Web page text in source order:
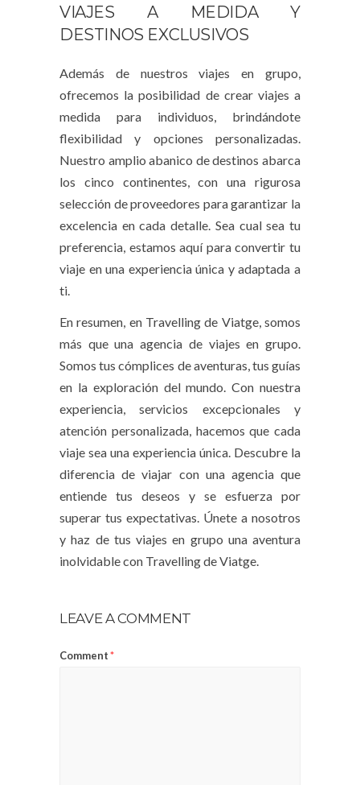
VIAJES A MEDIDA Y
DESTINOS EXCLUSIVOS
Además de nuestros viajes en grupo,
ofrecemos la posibilidad de crear viajes a
medida para individuos, brindándote
flexibilidad y opciones personalizadas.
Nuestro amplio abanico de destinos abarca
los cinco continentes, con una rigurosa
selección de proveedores para garantizar la
excelencia en cada detalle. Sea cual sea tu
preferencia, estamos aquí para convertir tu
viaje en una experiencia única y adaptada a
ti.
En resumen, en Travelling de Viatge, somos
más que unaagencia de viajes en grupo.
Somos tus cómplices de aventuras, tus guías
en la exploración del mundo. Con nuestra
experiencia, servicios excepcionales y
atención personalizada, hacemos que cada
viaje sea una experiencia única. Descubre la
diferencia de viajar con una agencia que
entiende tus deseos y se esfuerza por
superar tus expectativas. Únete a nosotros
y haz de tus viajes en grupo una aventura
inolvidable con Travelling de Viatge.
LEAVE A COMMENT
Comment*